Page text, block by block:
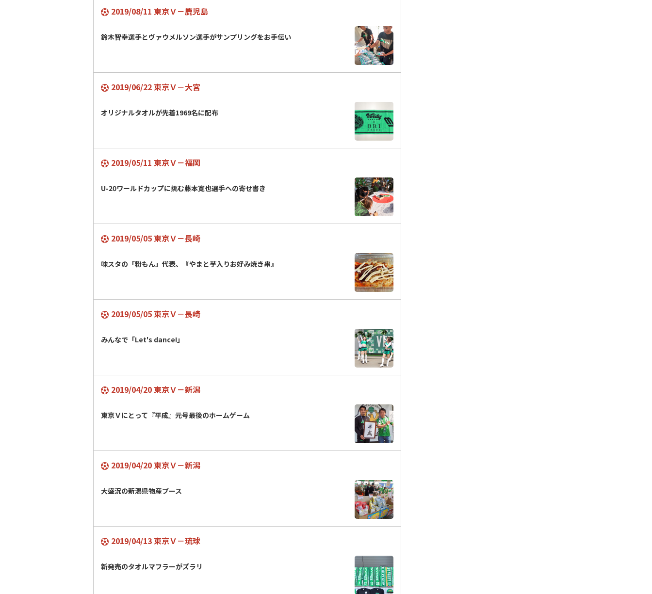
2019/08/11 東京Ｖ－鹿児島
鈴木智幸選手とヴァウメルソン選手がサンプリングをお手伝い
2019/06/22 東京Ｖ－大宮
オリジナルタオルが先着1969名に配布
2019/05/11 東京Ｖ－福岡
U-20ワールドカップに挑む藤本寛也選手への寄せ書き
2019/05/05 東京Ｖ－長崎
味スタの「粉もん」代表、『やまと芋入りお好み焼き串』
2019/05/05 東京Ｖ－長崎
みんなで「Let's dance!」
2019/04/20 東京Ｖ－新潟
東京Ｖにとって『平成』元号最後のホームゲーム
2019/04/20 東京Ｖ－新潟
大盛況の新潟県物産ブース
2019/04/13 東京Ｖ－琉球
新発売のタオルマフラーがズラリ